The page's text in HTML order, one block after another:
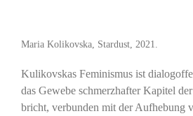
Maria Kolikovska, Stardust, 2021.
Kulikovskas Feminismus ist
das Gewebe schmerzhafter Kapitel
bricht, verbunden mit der Aufhebung